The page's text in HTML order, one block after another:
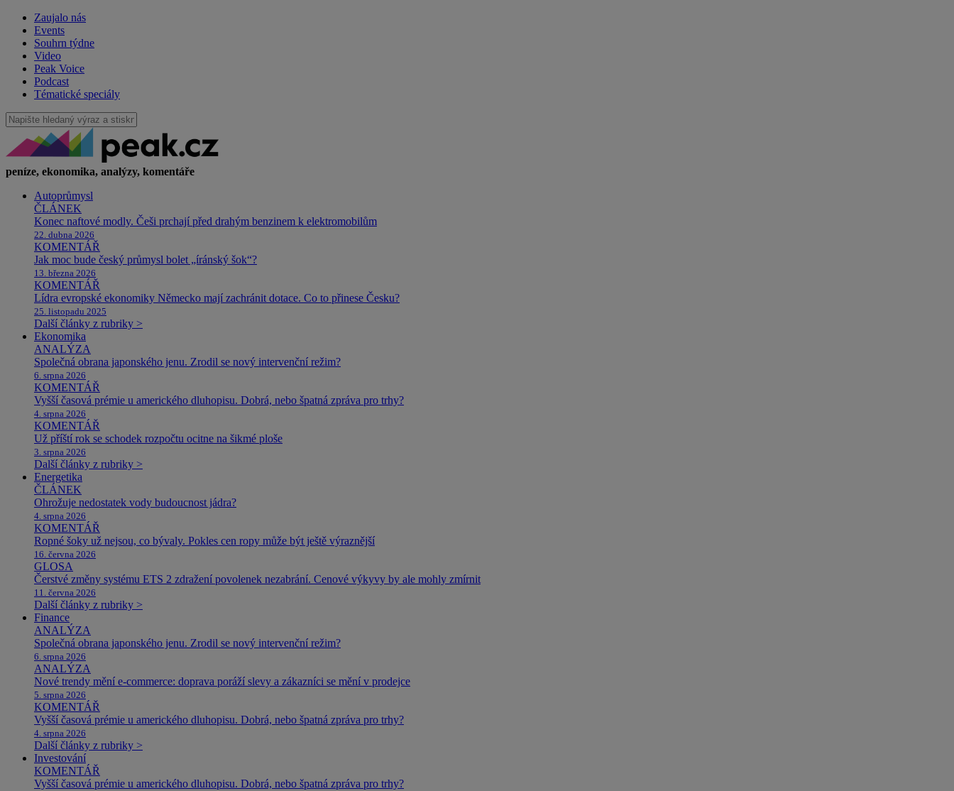
Zaujalo nás
Events
Souhrn týdne
Video
Peak Voice
Podcast
Tématické speciály
peníze, ekonomika, analýzy, komentáře
Autoprůmysl
ČLÁNEK
Konec naftové modly. Češi prchají před drahým benzinem k elektromobilům
22. dubna 2026
KOMENTÁŘ
Jak moc bude český průmysl bolet „íránský šok“?
13. března 2026
KOMENTÁŘ
Lídra evropské ekonomiky Německo mají zachránit dotace. Co to přinese Česku?
25. listopadu 2025
Další články z rubriky >
Ekonomika
ANALÝZA
Společná obrana japonského jenu. Zrodil se nový intervenční režim?
6. srpna 2026
KOMENTÁŘ
Vyšší časová prémie u amerického dluhopisu. Dobrá, nebo špatná zpráva pro trhy?
4. srpna 2026
KOMENTÁŘ
Už příští rok se schodek rozpočtu ocitne na šikmé ploše
3. srpna 2026
Další články z rubriky >
Energetika
ČLÁNEK
Ohrožuje nedostatek vody budoucnost jádra?
4. srpna 2026
KOMENTÁŘ
Ropné šoky už nejsou, co bývaly. Pokles cen ropy může být ještě výraznější
16. června 2026
GLOSA
Čerstvé změny systému ETS 2 zdražení povolenek nezabrání. Cenové výkyvy by ale mohly zmírnit
11. června 2026
Další články z rubriky >
Finance
ANALÝZA
Společná obrana japonského jenu. Zrodil se nový intervenční režim?
6. srpna 2026
ANALÝZA
Nové trendy mění e-commerce: doprava poráží slevy a zákazníci se mění v prodejce
5. srpna 2026
KOMENTÁŘ
Vyšší časová prémie u amerického dluhopisu. Dobrá, nebo špatná zpráva pro trhy?
4. srpna 2026
Další články z rubriky >
Investování
KOMENTÁŘ
Vyšší časová prémie u amerického dluhopisu. Dobrá, nebo špatná zpráva pro trhy?